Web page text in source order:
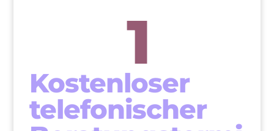
1
Kostenloser
telefonischer